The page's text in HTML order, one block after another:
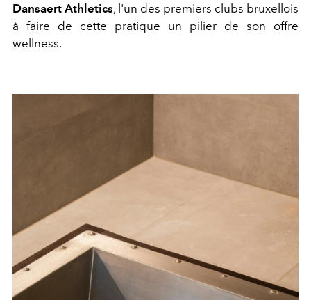
Dansaert Athletics, l'un des premiers clubs bruxellois
à faire de cette pratique un pilier de son offre
wellness.